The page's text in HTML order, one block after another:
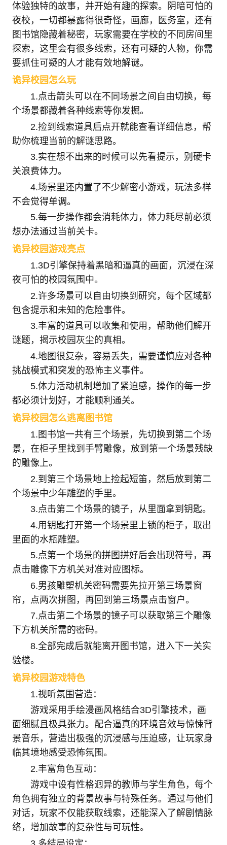
体验独特的故事，并开始有趣的探索。阴暗可怕的
夜校，一切都暴露得很奇怪，画廊，医务室，还有
图书馆隐藏着秘密，玩家需要在学校的不同房间里
探索，这里会有很多线索，还有可疑的人物，你需
要抓住可疑的人才能有效地解谜。
诡异校园怎么玩
1.点击箭头可以在不同场景之间自由切换，每
个场景都藏着各种线索等你发掘。
2.捡到线索道具后点开就能查看详细信息，帮
助你梳理当前的解谜思路。
3.实在想不出来的时候可以先看提示，别硬卡
关浪费体力。
4.场景里还内置了不少解密小游戏，玩法多样
不会觉得单调。
5.每一步操作都会消耗体力，体力耗尽前必须
想办法通过当前关卡。
诡异校园游戏亮点
1.3D引擎保持着黑暗和逼真的画面，沉浸在深
夜可怕的校园氛围中。
2.许多场景可以自由切换到研究，每个区域都
包含提示和未知的危险事件。
3.丰富的道具可以收集和使用，帮助他们解开
谜题，揭示校园灰尘的真相。
4.地图很复杂，容易丢失，需要谨慎应对各种
挑战模式和突发的恐怖主义事件。
5.体力活动机制增加了紧迫感，操作的每一步
都必须计划好，才能顺利通关。
诡异校园怎么逃离图书馆
1.图书馆一共有三个场景，先切换到第二个场
景，在柜子里找到手臂雕像，放到第一个场景残缺
的雕像上。
2.到第三个场景地上捡起短笛，然后放到第二
个场景中少年雕塑的手里。
3.点击第二个场景的镜子，从里面拿到钥匙。
4.用钥匙打开第一个场景里上锁的柜子，取出
里面的水瓶雕塑。
5.点第一个场景的拼图拼好后会出现符号，再
点击雕像下方机关对准对应图标。
6.男孩雕塑机关密码需要先拉开第三场景窗
帘，点两次拼图，再回到第三场景点击窗户。
7.点击第二个场景的镜子可以获取第三个雕像
下方机关所需的密码。
8.全部完成后就能离开图书馆，进入下一关实
验楼。
诡异校园游戏特色
1.视听氛围营造‌：
游戏采用手绘漫画风格结合3D引擎技术，画
面细腻且极具张力。配合逼真的环境音效与惊悚背
景音乐，营造出极强的沉浸感与压迫感，让玩家身
临其境地感受恐怖氛围。
2.丰富角色互动‌：
游戏中设有性格迥异的教师与学生角色，每个
角色拥有独立的背景故事与特殊任务。通过与他们
对话，玩家不仅能获取线索，还能深入了解剧情脉
络，增加故事的复杂性与可玩性。